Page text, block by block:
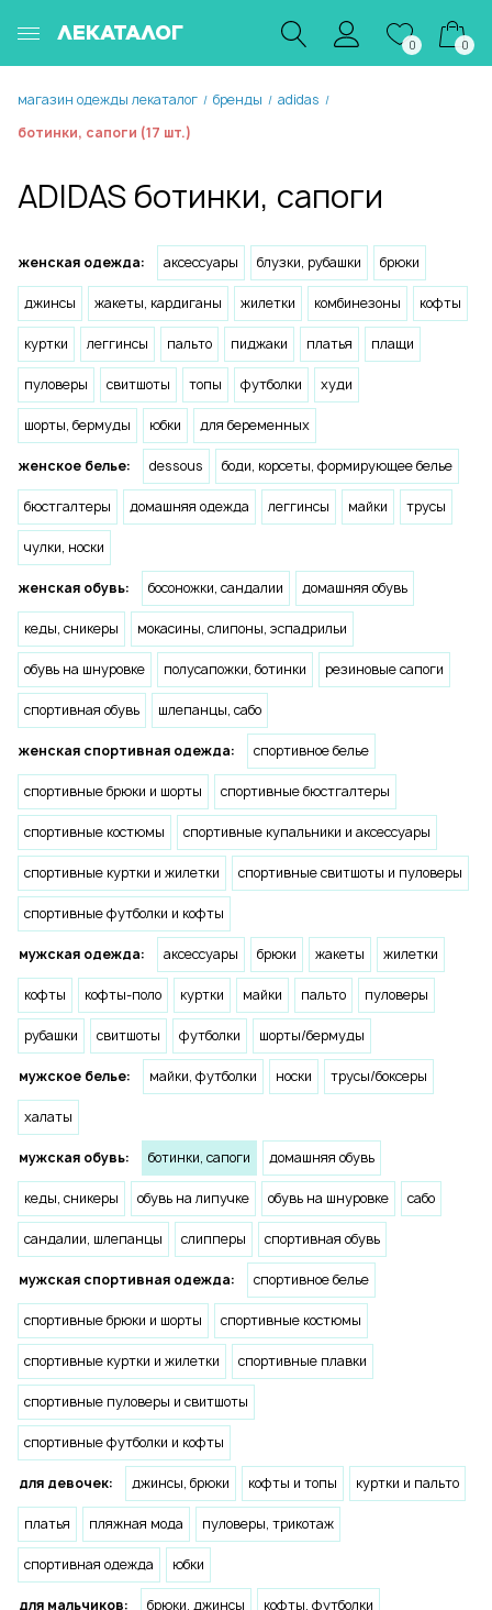
ЛЕКАТАЛОГ
0 0
магазин одежды лекаталог / бренды / adidas /
ботинки, сапоги (17 шт.)
ADIDAS ботинки, сапоги
женская одежда: аксессуары блузки, рубашки брюки
джинсы жакеты, кардиганы жилетки комбинезоны кофты
куртки леггинсы пальто пиджаки платья плащи
пуловеры свитшоты топы футболки худи
шорты, бермуды юбки для беременных
женское белье: dessous боди, корсеты, формирующее белье
бюстгалтеры домашняя одежда леггинсы майки трусы
чулки, носки
женская обувь: босоножки, сандалии домашняя обувь
кеды, сникеры мокасины, слипоны, эспадрильи
обувь на шнуровке полусапожки, ботинки резиновые сапоги
спортивная обувь шлепанцы, сабо
женская спортивная одежда: спортивное белье
спортивные брюки и шорты спортивные бюстгалтеры
спортивные костюмы спортивные купальники и аксессуары
спортивные куртки и жилетки спортивные свитшоты и пуловеры
спортивные футболки и кофты
мужская одежда: аксессуары брюки жакеты жилетки
кофты кофты-поло куртки майки пальто пуловеры
рубашки свитшоты футболки шорты/бермуды
мужское белье: майки, футболки носки трусы/боксеры
халаты
мужская обувь: ботинки, сапоги домашняя обувь
кеды, сникеры обувь на липучке обувь на шнуровке сабо
сандалии, шлепанцы слипперы спортивная обувь
мужская спортивная одежда: спортивное белье
спортивные брюки и шорты спортивные костюмы
спортивные куртки и жилетки спортивные плавки
спортивные пуловеры и свитшоты
спортивные футболки и кофты
для девочек: джинсы, брюки кофты и топы куртки и пальто
платья пляжная мода пуловеры, трикотаж
спортивная одежда юбки
для мальчиков: брюки, джинсы кофты, футболки